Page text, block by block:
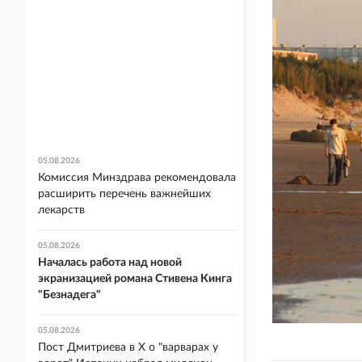
05.08.2026
Комиссия Минздрава рекомендовала
расширить перечень важнейших
лекарств
05.08.2026
Началась работа над новой
экранизацией романа Стивена Кинга
"Безнадега"
05.08.2026
Пост Дмитриева в X о "варварах у